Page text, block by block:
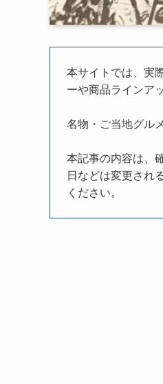
本サイトでは、実
ーや商品ラインア
名物・ご当地グル
本記事の内容は、
日などは変更され
ください。